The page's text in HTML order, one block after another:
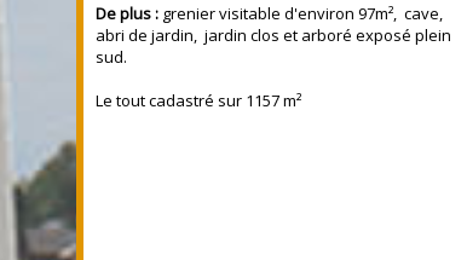
De plus : grenier visitable d'environ 97m², cave,
abri de jardin, jardin clos et arboré exposé plein
sud.
Le tout cadastré sur 1157 m²